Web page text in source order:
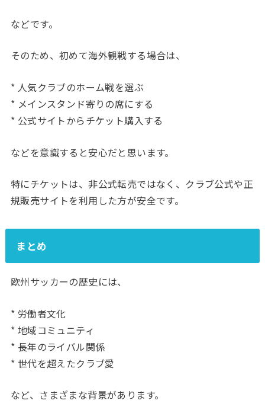
などです。
そのため、初めて海外観戦する場合は、
* 人気クラブのホーム戦を選ぶ
* メインスタンド寄りの席にする
* 公式サイトからチケット購入する
などを意識すると安心だと思います。
特にチケットは、非公式転売ではなく、クラブ公式や正
規販売サイトを利用した方が安全です。
まとめ
欧州サッカーの歴史には、
* 労働者文化
* 地域コミュニティ
* 長年のライバル関係
* 世代を超えたクラブ愛
など、さまざまな背景があります。